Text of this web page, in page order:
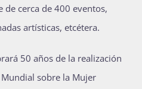
cerca de 400 eventos,
artísticas, etcétera.
50 años de la realización
sobre la Mujer